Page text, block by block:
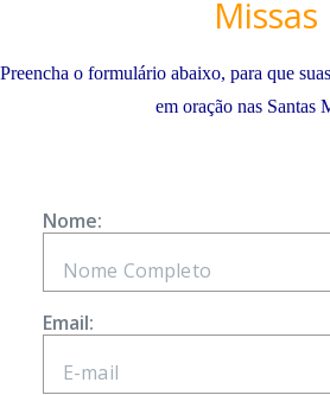
Missas
Preencha o formulário abaixo, para que
em oração nas Santas
Nome:
Email: